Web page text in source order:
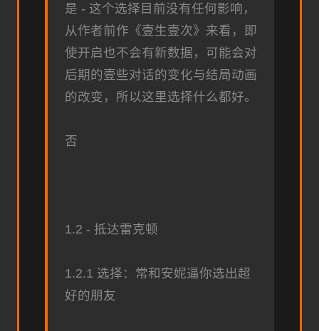
是 - 这个选择目前没有任何影响，
从作者前作《壹生壹次》来看，即
使开启也不会有新数据，可能会对
后期的壹些对话的变化与结局动画
的改变，所以这里选择什么都好。
否
1.2 - 抵达雷克顿
1.2.1 选择：常和安妮逼你选出超
好的朋友